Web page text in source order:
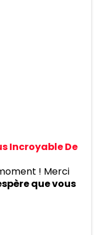
Incroyable De
! Merci
que vous